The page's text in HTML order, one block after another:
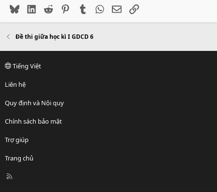
BlueskyLinkedIn
Reddit PinterestTumblr WhatsApp
EmailLink
Đề thi giữa học kì I GDCD 6
Tiếng Việt
Liên hệ
Quy định và Nội quy
Chính sách bảo mật
Trợ giúp
Trang chủ
R